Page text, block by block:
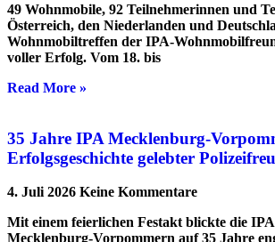
49 Wohnmobile, 92 Teilnehmerinnen und
Österreich, den Niederlanden und
Wohnmobiltreffen der IPA-
voller Erfolg. Vom 18. bis
Read More »
35 Jahre IPA Mecklenburg-
Erfolgsgeschichte gelebter
4. Juli 2026 Keine Kommentare
Mit einem feierlichen Festakt blickte die
Mecklenburg-Vorpommern auf 35 Jahre